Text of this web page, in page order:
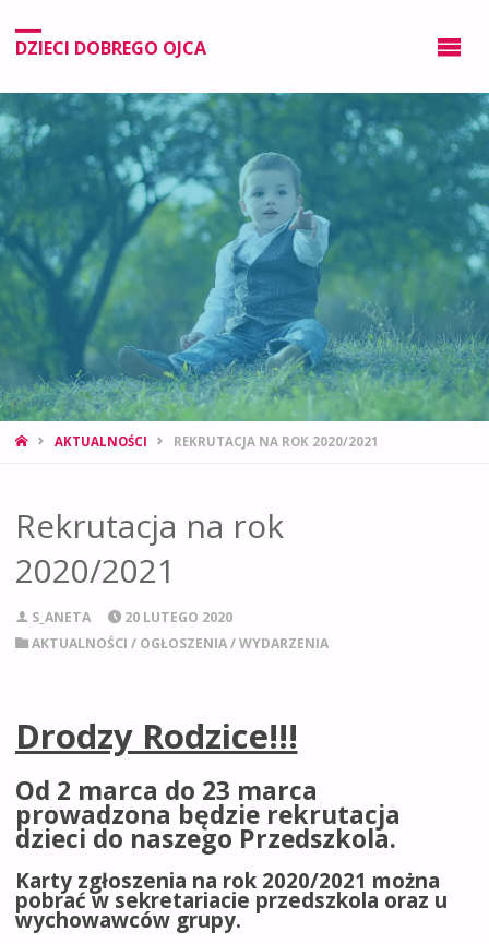
DZIECI DOBREGO OJCA
AKTUALNOŚCI REKRUTACJA NA ROK 2020/2021
Rekrutacja na rok
2020/2021
S_ANETA
20 LUTEGO 2020
AKTUALNOŚCI / OGŁOSZENIA/WYDARZENIA
Drodzy Rodzice!!!
Od 2 marca do 23 marca
prowadzona będzie rekrutacja
dzieci do naszego Przedszkola.
Karty zgłoszenia na rok 2020/2021 można
pobrać w sekretariacie przedszkola oraz u
wychowawców grupy.